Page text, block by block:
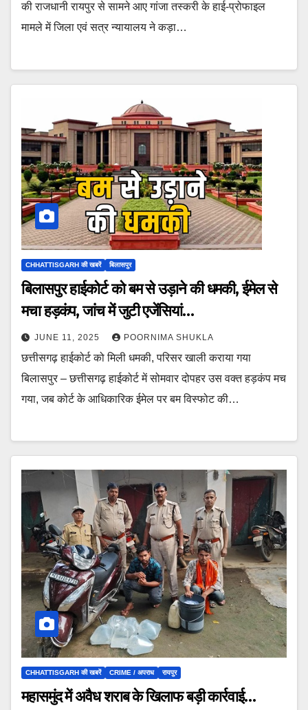
की राजधानी रायपुर से सामने आए गांजा तस्करी के हाई-प्रोफाइल
मामले में जिला एवं सत्र न्यायालय ने कड़ा…
CHHATTISGARH की खबरें बिलासपुर
बिलासपुर हाईकोर्ट को बम से उड़ाने की धमकी, ईमेल से
मचा हड़कंप, जांच में जुटी एजेंसियां…
JUNE 11, 2025 POORNIMA SHUKLA
छत्तीसगढ़ हाईकोर्ट को मिली धमकी, परिसर खाली कराया गया
बिलासपुर – छत्तीसगढ़ हाईकोर्ट में सोमवार दोपहर उस वक्त हड़कंप मच
गया, जब कोर्ट के आधिकारिक ईमेल पर बम विस्फोट की…
CHHATTISGARH की खबरें CRIME / अपराध रायपुर
महासमुंद में अवैध शराब के खिलाफ बड़ी कार्रवाई…